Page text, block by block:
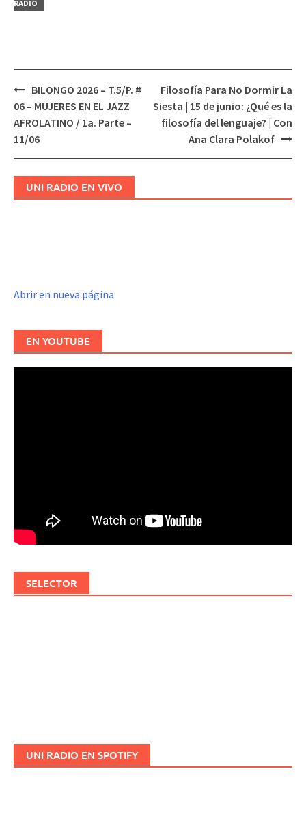
RADIO
Navegación
de
entradas
BILONGO 2026 – T.5/P. #
06 – MUJERES EN EL JAZZ
AFROLATINO / 1a. Parte –
11/06
Filosofía Para No Dormir La
Siesta | 15 de junio: ¿Qué es la
filosofía del lenguaje? | Con
Ana Clara Polakof
UNI RADIO EN VIVO
Abrir en nueva página
EN YOUTUBE
SELECTOR
UNI RADIO EN SPOTIFY